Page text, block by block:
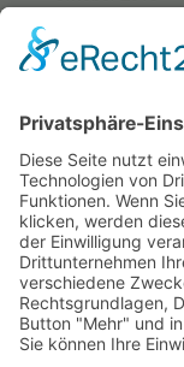
August 2015
Juni 2015
Mai 2015
April 2015
März 2015
Januar 2015